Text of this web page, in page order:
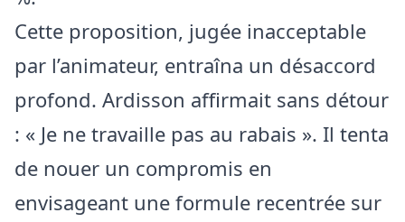
Cette proposition, jugée inacceptable
par l’animateur, entraîna un désaccord
profond. Ardisson affirmait sans détour
: « Je ne travaille pas au rabais ». Il tenta
de nouer un compromis en
envisageant une formule recentrée sur